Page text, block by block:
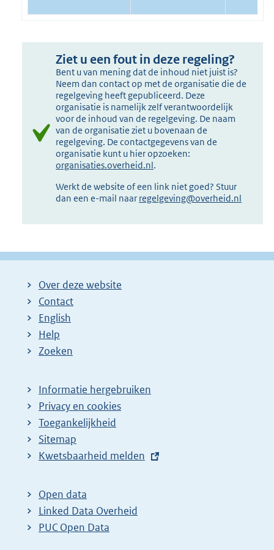
Ziet u een fout in deze regeling?
Bent u van mening dat de inhoud niet juist is?
Neem dan contact op met de organisatie die de
regelgeving heeft gepubliceerd. Deze
organisatie is namelijk zelf verantwoordelijk
voor de inhoud van de regelgeving. De naam
van de organisatie ziet u bovenaan de
regelgeving. De contactgegevens van de
organisatie kunt u hier opzoeken:
organisaties.overheid.nl.
Werkt de website of een link niet goed? Stuur
dan een e-mail naar regelgeving@overheid.nl
Over deze website
Contact
English
Help
Zoeken
Informatie hergebruiken
Privacy en cookies
Toegankelijkheid
Sitemap
E
t
e
r
Kwetsbaarheid melden
Open data
Linked Data Overheid
PUC Open Data